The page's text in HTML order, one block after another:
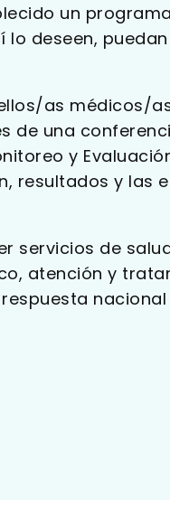
un
deseen,
as médicos/
de una
y
resultados y las
servicios de
atención y
nacional